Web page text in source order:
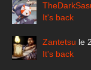
It's back
Zantetsu le
It's back